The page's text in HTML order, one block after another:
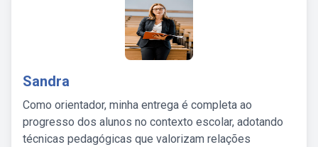
Sandra
Como orientador, minha entrega é completa ao
progresso dos alunos no contexto escolar, adotando
técnicas pedagógicas que valorizam relações